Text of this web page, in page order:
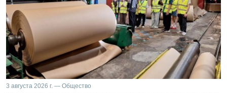
3 августа 2026 г. — Общество